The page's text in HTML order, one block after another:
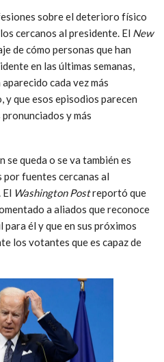
sobre el deterioro físico
cercanos al presidente. El New
de cómo personas que han
en las últimas semanas,
cada vez más
que esos episodios parecen
y más
se queda o se va también es
fuentes cercanas al
El Washington Postreportó que
a aliados que reconoce
él y que en sus próximos
los votantes que es capaz de